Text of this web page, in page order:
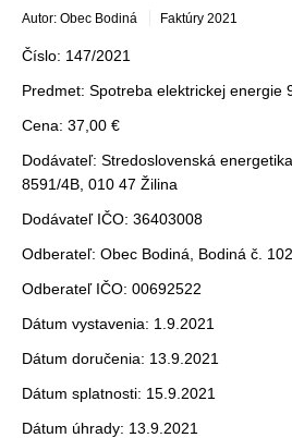
Autor: Obec Bodiná Faktúry 2021
Číslo: 147/2021
Predmet: Spotreba elektrickej energie
Cena: 37,00 €
Dodávateľ: Stredoslovenská
8591/4B, 010 47 Žilina
Dodávateľ IČO: 36403008
Odberateľ: Obec Bodiná, Bodiná č. 102
Odberateľ IČO: 00692522
Dátum vystavenia: 1.9.2021
Dátum doručenia: 13.9.2021
Dátum splatnosti: 15.9.2021
Dátum úhrady: 13.9.2021